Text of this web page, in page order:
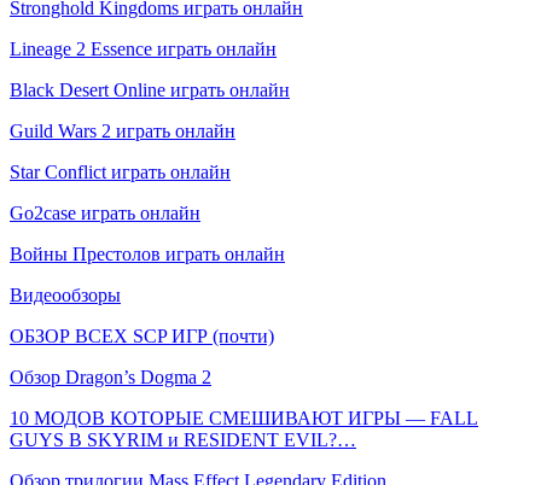
Stronghold Kingdoms играть онлайн
Lineage 2 Essence играть онлайн
Black Desert Online играть онлайн
Guild Wars 2 играть онлайн
Star Conflict играть онлайн
Go2case играть онлайн
Войны Престолов играть онлайн
Видеообзоры
ОБЗОР ВСЕХ SCP ИГР (почти)
Обзор Dragon’s Dogma 2
10 МОДОВ КОТОРЫЕ СМЕШИВАЮТ ИГРЫ — FALL
GUYS В SKYRIM и RESIDENT EVIL?…
Обзор трилогии Mass Effect Legendary Edition